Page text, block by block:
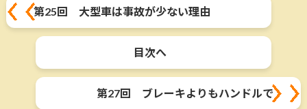
第25回 大型車は事故が少ない理由
目次へ
第27回 ブレーキよりもハンドルで